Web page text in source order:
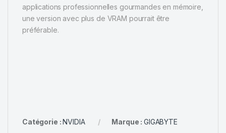
applications professionnelles gourmandes en mémoire,
une version avec plus de VRAM pourrait être
préférable.
Catégorie :NVIDIA Marque : GIGABYTE